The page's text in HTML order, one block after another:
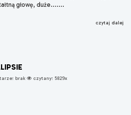
głowę, duże.......
czytaj dalej
brak czytany: 5829x